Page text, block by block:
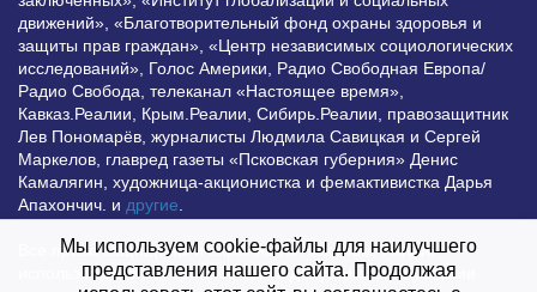
движений», «Благотворительный фонд охраны здоровья и
защиты прав граждан», «Центр независимых социологических
исследований», Голос Америки, Радио Свободная Европа/
Радио Свобода, телеканал «Настоящее время»,
Кавказ.Реалии, Крым.Реалии, Сибирь.Реалии, правозащитник
Лев Пономарёв, журналисты Людмила Савицкая и Сергей
Маркелов, главред газеты «Псковская губерния» Денис
Камалягин, художница-акционистка и фемактивистка Дарья
Апахончич. и другие
Все права защищены и охраняются законом. Любое
использование материалов сайта допустимо при условии
Мы используем cookie-файлы для наилучшего
представления нашего сайта. Продолжая